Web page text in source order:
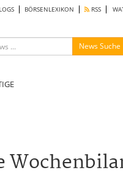
BÖRSENLEXIKON RSS
News Suche